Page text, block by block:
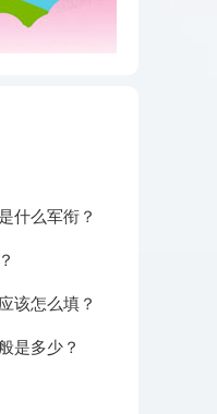
什么军衔？
该怎么填？
是多少？